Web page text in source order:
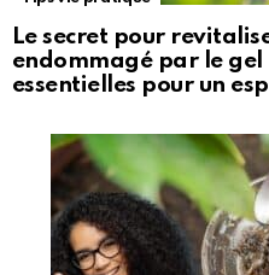
Le secret pour
endommagé par le gel
essentielles pour un